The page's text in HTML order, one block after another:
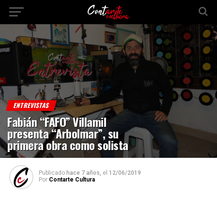
ENTREVISTAS
Fabián “FAFO” Villamil
presenta “Arbolmar”, su
primera obra como solista
Publicado hace 7 años, el 12/06/2019
Por Contarte Cultura